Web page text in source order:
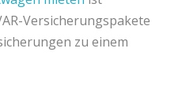
Versicherungspakete
zu einem